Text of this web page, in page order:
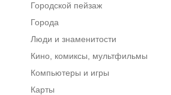
Городской пейзаж
Города
Люди и знаменитости
Кино, комиксы, мультфильмы
Компьютеры и игры
Карты